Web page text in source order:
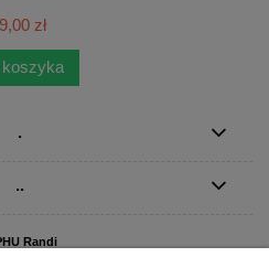
9,00 zł
koszyka
.
..
Randi